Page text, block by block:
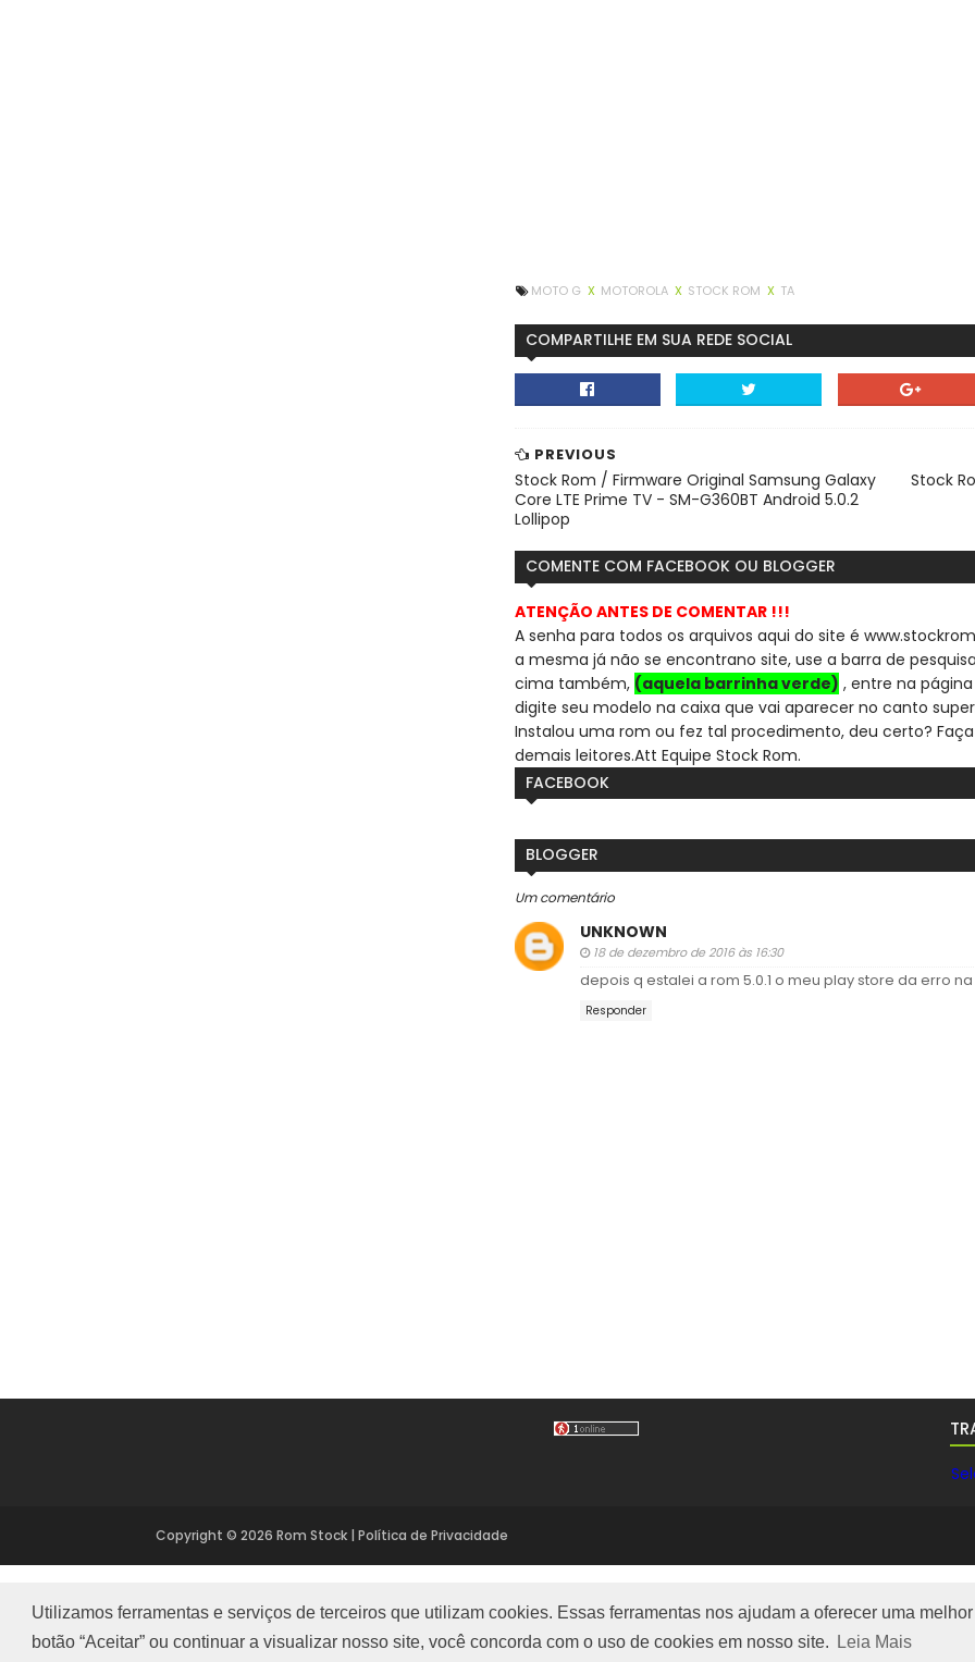
Utilizamos ferramentas e serviços de terceiros que utilizam cookies. Essas ferramentas nos ajudam a oferecer uma
botão “Aceitar” ou continuar a visualizar nosso site, você concorda com o uso de cookies em nosso site.
Leia Mais
MOTO G X MOTOROLA X STOCK ROM X TA
COMPARTILHE EM SUA REDE SOCIAL
Stock
PREVIOUS
Stock Rom / Firmware Original Samsung Galaxy
Core LTE Prime TV - SM-G360BT Android 5.0.2
Lollipop
COMENTE COM FACEBOOK OU BLOGGER
ATENÇÃO ANTES DE COMENTAR !!!
A senha para todos os arquivos aqui do site é
a mesma já não se encontrano site, use a barra de
cima também, (aquela barrinha verde) , entre na
digite seu modelo na caixa que vai aparecer no canto
Instalou uma rom ou fez tal procedimento, deu certo?
demais leitores.Att Equipe Stock Rom.
FACEBOOK
BLOGGER
Um comentário
UNKNOWN
18 de dezembro de 2016 às 16:30
depois q estalei a rom 5.0.1 o meu play store da erro
Responder
Copyright © 2026 Rom Stock | Política de Privacidade